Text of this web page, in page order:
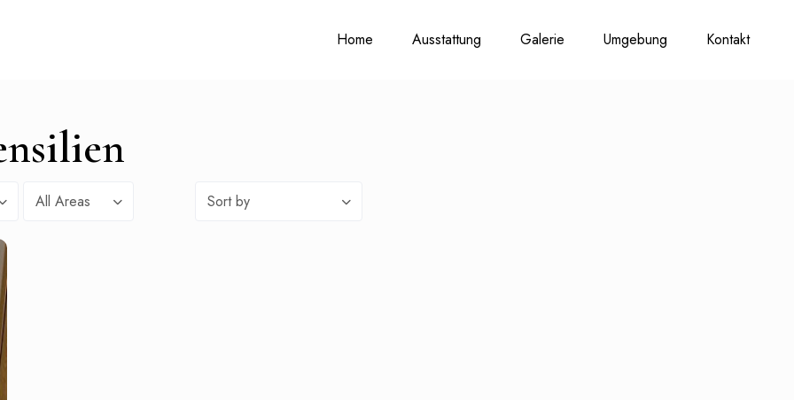
Home Ausstattung Galerie Umgebung Kontakt
All Areas Sort by